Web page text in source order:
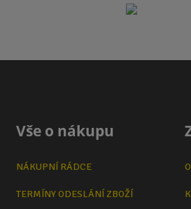
Vše o nákupu
NÁKUPNÍ RÁDCE
TERMÍNY ODESLÁNÍ ZBOŽÍ